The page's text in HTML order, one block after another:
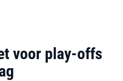
voor play-offs